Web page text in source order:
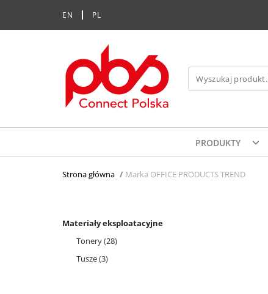
EN PL
PRODUKTY
Strona główna> Marka OFFICE PRODUCTS TREND
Materiały eksploatacyjne
Tonery(28)
Tusze(3)